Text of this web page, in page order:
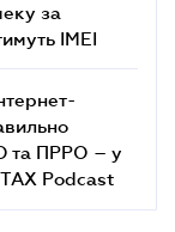
за
IMEI
та ПРРО – у
Podcast